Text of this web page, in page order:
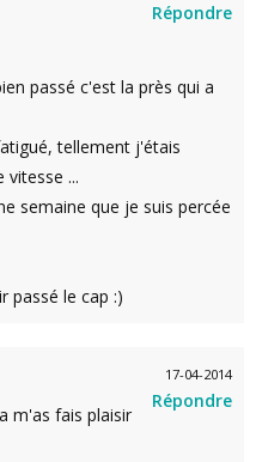
Répondre
passé c'est la près qui a
tellement j'étais
...
semaine que je suis percée
passé le cap :)
17-04-2014
Répondre
m'as fais plaisir